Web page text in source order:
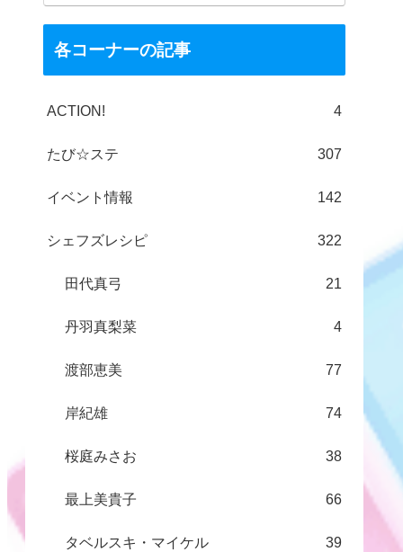
各コーナーの記事
ACTION! 4
たび☆ステ 307
イベント情報 142
シェフズレシピ 322
田代真弓 21
丹羽真梨菜 4
渡部恵美 77
岸紀雄 74
桜庭みさお 38
最上美貴子 66
タベルスキ・マイケル 39